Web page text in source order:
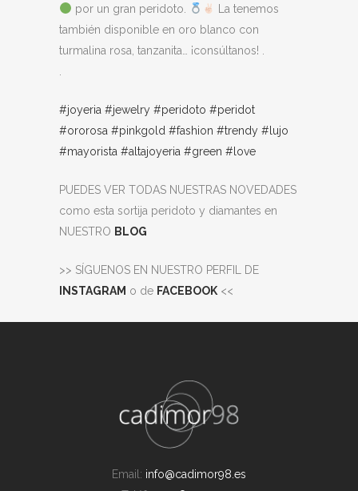
por un gran peridoto.
La tenemos
también disponible en oro blanco con
turmalina rosa, tanzanita… ¡consúltanos! .
#joyeria #jewelry #peridoto #peridot
#ororosa #pinkgold #fashion #trendy #lujo
#mayorista #altajoyeria #green #love
PUEDES VER TODAS NUESTRAS NOVEDADES
como esta sortija peridoto y diamantes en
NUESTRO BLOG
>> SÍGUENOS EN NUESTRO PERFIL DE
INSTAGRAM o de FACEBOOK <<
Email: info@cadimor98.es